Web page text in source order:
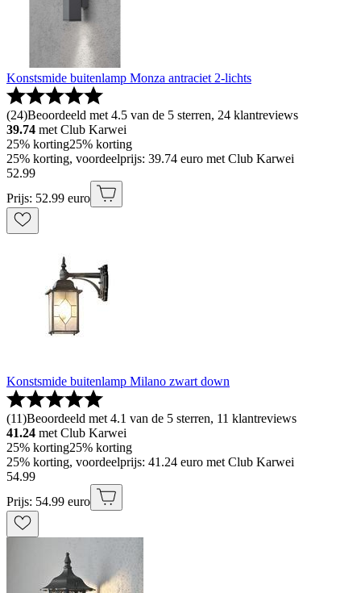
Konstsmide buitenlamp Monza antraciet 2-lichts
(24)Beoordeeld met 4.5 van de 5 sterren, 24 klantreviews
39.74 met Club Karwei
25% korting25% korting
25% korting, voordeelprijs: 39.74 euro met Club Karwei
52.99
Prijs: 52.99 euro
Konstsmide buitenlamp Milano zwart down
(11)Beoordeeld met 4.1 van de 5 sterren, 11 klantreviews
41.24 met Club Karwei
25% korting25% korting
25% korting, voordeelprijs: 41.24 euro met Club Karwei
54.99
Prijs: 54.99 euro